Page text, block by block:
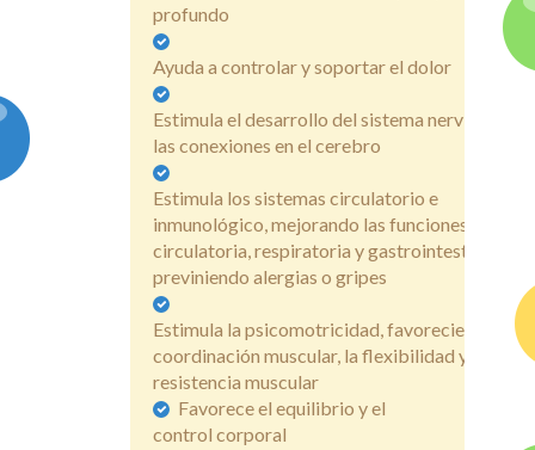
profundo
Ayuda a controlar y soportar el dolor
Estimula el desarrollo del sistema nervioso y
las conexiones en el cerebro
Estimula los sistemas circulatorio e
inmunológico, mejorando las funciones
circulatoria, respiratoria y gastrointestinal,
previniendo alergias o gripes
Estimula la psicomotricidad, favoreciendo la
coordinación muscular, la flexibilidad y la
resistencia muscular
Favorece el equilibrio y el
control corporal